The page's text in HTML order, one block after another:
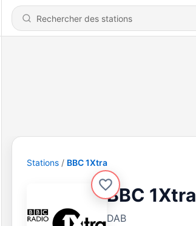
Stations BBC 1Xtra
BBC 1Xtra
DAB